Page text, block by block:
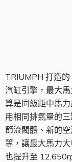
TRIUMPH 打造
汽缸引擎，最大
算是同級距中馬
用相同排氣量的
節流閥體、新的
等，讓最大馬力
也提升至